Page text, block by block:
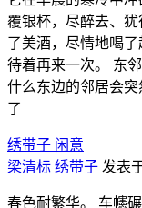
覆银杯，尽醉去、
了美酒，尽情地喝
待着再来一次。 东
什么东边的邻居会
了
绣带子 闲意
梁清标 绣带子 发表
春色耐繁华。 车幰